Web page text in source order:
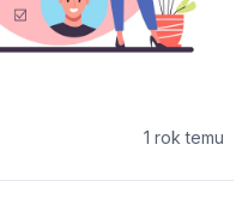
1 rok temu